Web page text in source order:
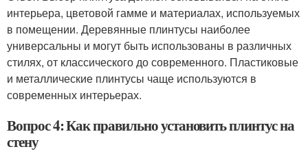
интерьера, цветовой гамме и материалах, используемых
в помещении. Деревянные плинтусы наиболее
универсальны и могут быть использованы в различных
стилях, от классического до современного. Пластиковые
и металлические плинтусы чаще используются в
современных интерьерах.
Вопрос 4: Как правильно установить плинтус на
стену